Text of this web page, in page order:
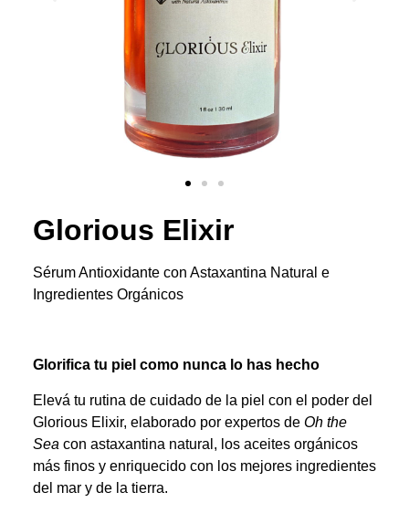
Glorious Elixir
Sérum Antioxidante con Astaxantina Natural e
Ingredientes Orgánicos
Glorifica tu piel como nunca lo has hecho
Elevá tu rutina de cuidado de la piel con el poder del
Glorious Elixir, elaborado por expertos de Oh the
Sea con astaxantina natural, los aceites orgánicos
más finos y enriquecido con los mejores ingredientes
del mar y de la tierra.